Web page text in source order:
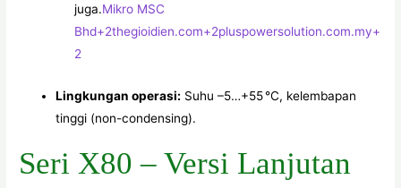
juga.Mikro MSC
Bhd+2thegioidien.com+2pluspowersolution.com.my+
2
Lingkungan operasi: Suhu –5…+55 °C, kelembapan
tinggi (non-condensing).
Seri X80 – Versi Lanjutan